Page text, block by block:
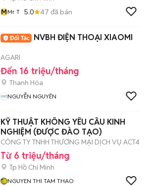
MMr T 5.0 47 đã bán
NVBH ĐIỆN THOẠI XIAOMI
AGARI
Đến 16 triệu/tháng
Thanh Hóa
NGUYỄN NGUYÊN
KỸ THUẬT KHÔNG YÊU CẦU KINH
NGHIỆM (ĐƯỢC ĐÀO TẠO)
CÔNG TY TNHH THƯƠNG MẠI DỊCH VỤ ACT4
Từ 6 triệu/tháng
Tp Hồ Chí Minh
NGUYEN THI TAM THAO